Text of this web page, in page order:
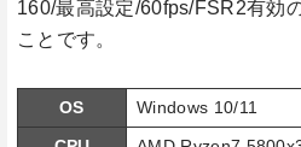
160/最高設定/60fps/FSR2有効
ことです。
OS
Windows 10/11